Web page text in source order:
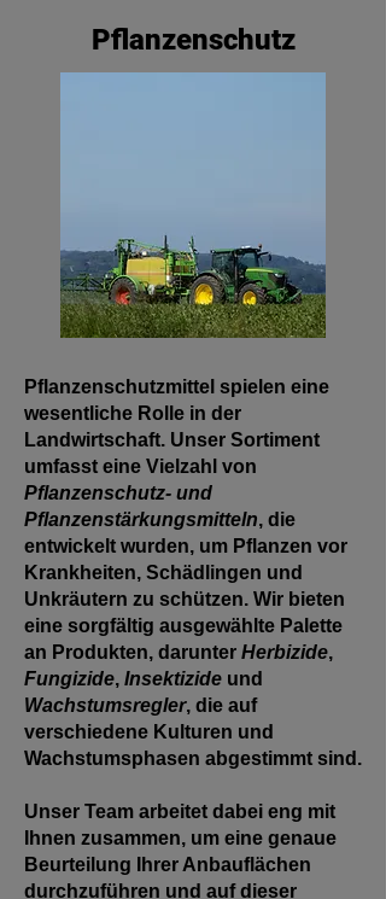
Pflanzenschutz
Pflanzenschutzmittel spielen eine
wesentliche Rolle in der
Landwirtschaft. Unser Sortiment
umfasst eine Vielzahl von
Pflanzenschutz- und
Pflanzenstärkungsmitteln, die
entwickelt wurden, um Pflanzen vor
Krankheiten, Schädlingen und
Unkräutern zu schützen. Wir bieten
eine sorgfältig ausgewählte Palette
an Produkten, darunter Herbizide,
Fungizide, Insektizide und
Wachstumsregler, die auf
verschiedene Kulturen und
Wachstumsphasen abgestimmt sind.
Unser Team arbeitet dabei eng mit
Ihnen zusammen, um eine genaue
Beurteilung Ihrer Anbauflächen
durchzuführen und auf dieser